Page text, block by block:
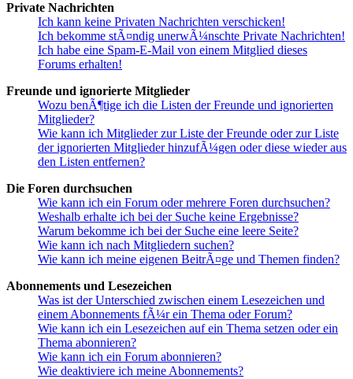
Private Nachrichten
Ich kann keine Privaten Nachrichten verschicken!
Ich bekomme stÃ¤ndig unerwÃ¼nschte Private Nachrichten!
Ich habe eine Spam-E-Mail von einem Mitglied dieses
Forums erhalten!
Freunde und ignorierte Mitglieder
Wozu benÃ¶tige ich die Listen der Freunde und ignorierten
Mitglieder?
Wie kann ich Mitglieder zur Liste der Freunde oder zur Liste
der ignorierten Mitglieder hinzufÃ¼gen oder diese wieder aus
den Listen entfernen?
Die Foren durchsuchen
Wie kann ich ein Forum oder mehrere Foren durchsuchen?
Weshalb erhalte ich bei der Suche keine Ergebnisse?
Warum bekomme ich bei der Suche eine leere Seite?
Wie kann ich nach Mitgliedern suchen?
Wie kann ich meine eigenen BeitrÃ¤ge und Themen finden?
Abonnements und Lesezeichen
Was ist der Unterschied zwischen einem Lesezeichen und
einem Abonnements fÃ¼r ein Thema oder Forum?
Wie kann ich ein Lesezeichen auf ein Thema setzen oder ein
Thema abonnieren?
Wie kann ich ein Forum abonnieren?
Wie deaktiviere ich meine Abonnements?